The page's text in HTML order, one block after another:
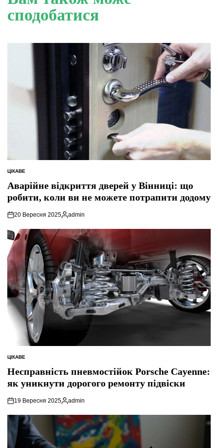
сподобатися
ОПУБЛІКУВАТИ
ЦІКАВЕ
Аварійне відкриття дверей у Вінниці: що
робити, коли ви не можете потрапити додому
20 Вересня 2025
Опубліковано
admin
ОПУБЛІКУВАТИ
ЦІКАВЕ
Несправність пневмостійок Porsche Cayenne:
як уникнути дорогого ремонту підвіски
19 Вересня 2025
Опубліковано
admin